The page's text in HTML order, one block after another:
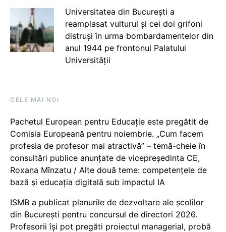
Universitatea din București a
reamplasat vulturul și cei doi grifoni
distruși în urma bombardamentelor din
anul 1944 pe frontonul Palatului
Universității
CELE MAI NOI
Pachetul European pentru Educație este pregătit de
Comisia Europeană pentru noiembrie. „Cum facem
profesia de profesor mai atractivă” – temă-cheie în
consultări publice anunțate de vicepreședinta CE,
Roxana Mînzatu / Alte două teme: competențele de
bază și educația digitală sub impactul IA
ISMB a publicat planurile de dezvoltare ale școlilor
din București pentru concursul de directori 2026.
Profesorii își pot pregăti proiectul managerial, probă